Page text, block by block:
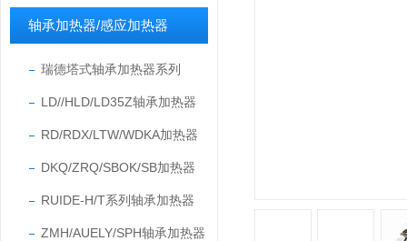
轴承加热器/感应加热器
瑞德塔式轴承加热器系列
LD//HLD/LD35Z轴承加热器
RD/RDX/LTW/WDKA加热器
DKQ/ZRQ/SBOK/SB加热器
RUIDE-H/T系列轴承加热器
ZMH/AUELY/SPH轴承加热器